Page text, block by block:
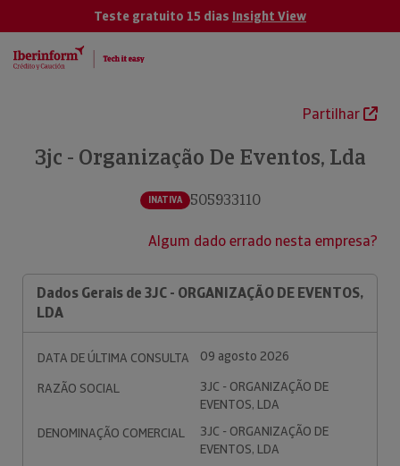
Teste gratuito 15 dias Insight View
Partilhar
3jc - Organização De Eventos, Lda
INATIVA 505933110
Algum dado errado nesta empresa?
Dados Gerais de 3JC - ORGANIZAÇÃO DE EVENTOS,
LDA
DATA DE ÚLTIMA CONSULTA
09 agosto 2026
RAZÃO SOCIAL
3JC - ORGANIZAÇÃO DE
EVENTOS, LDA
DENOMINAÇÃO COMERCIAL
3JC - ORGANIZAÇÃO DE
EVENTOS, LDA